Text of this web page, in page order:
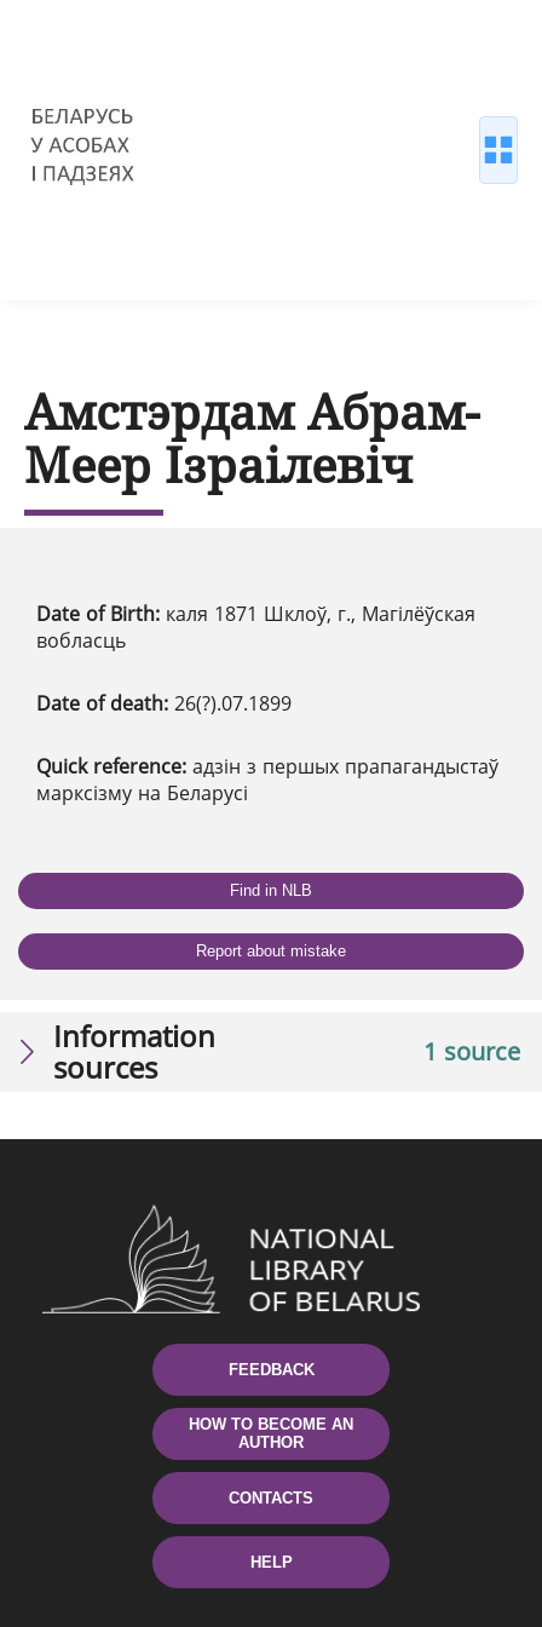
Амстэрдам Абрам-
Меер Ізраілевіч
Date of Birth: каля 1871 Шклоў, г., Магілёўская
вобласць
Date of death: 26(?).07.1899
Quick reference: адзін з першых прапагандыстаў
марксізму на Беларусі
Find in NLB
Report about mistake
1 source
Information
sources
FEEDBACK
HOW TO BECOME AN
AUTHOR
CONTACTS
HELP